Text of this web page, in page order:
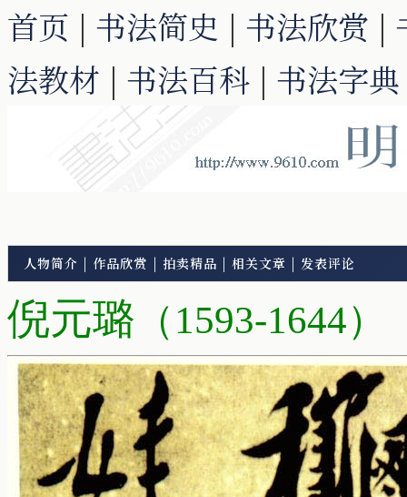
首页 | 书法简史 | 书法欣赏 |
法教材 | 书法百科 | 书法字典
人物简介 | 作品欣赏 | 拍卖精品 | 相关文章 | 发表评论
倪元璐 （1593-1644）